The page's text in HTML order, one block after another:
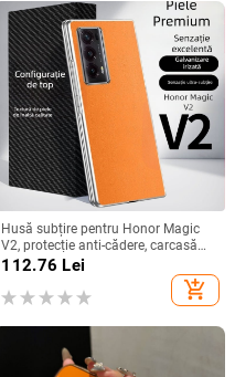
Husă subțire pentru Honor Magic
V2, protecție anti-cădere, carcasă
dură pentru ecran pliabil, finisaj PU
112.76 Lei
add_shopping_cart